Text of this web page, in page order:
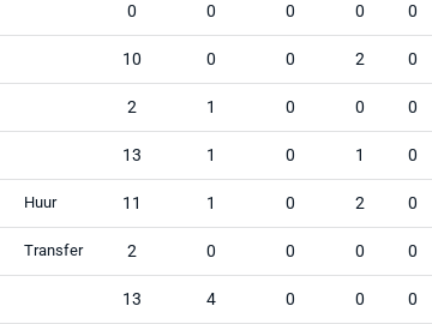
0 0 0 0 0
10 0 0 2 0
2 1 0 0 0
13 1 0 1 0
Huur 11 1 0 2 0
Transfer 2 0 0 0 0
13 4 0 0 0